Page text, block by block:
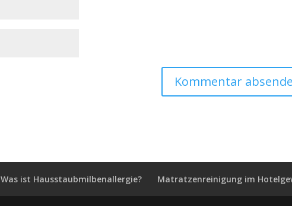
Was ist Hausstaubmilbenallergie? Matratzenreinigung im